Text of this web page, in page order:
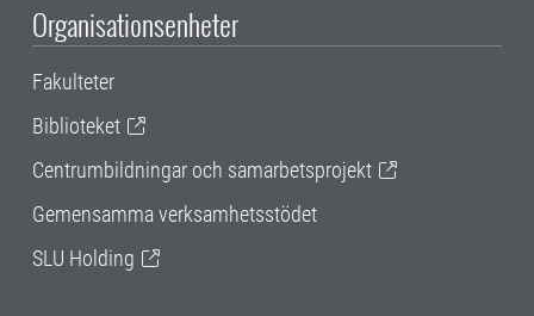
Organisationsenheter
Fakulteter
Biblioteket
Centrumbildningar och samarbetsprojekt
Gemensamma verksamhetsstödet
SLU Holding